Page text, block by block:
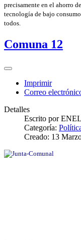
precisamente en el ahorro
tecnología de bajo
todos.
Comuna 12
Imprimir
Correo
Detalles
Escrito por
Categoría:
Creado: 13